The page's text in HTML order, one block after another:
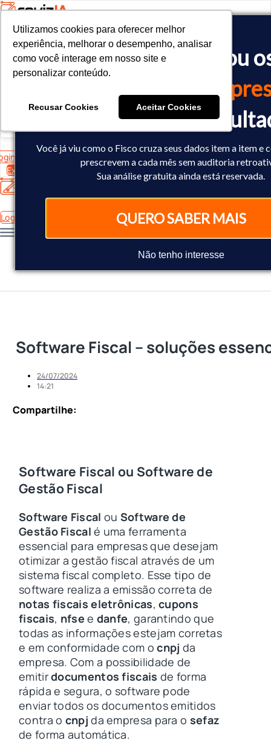
O Fisco já cruzou
dadosda sua
Você já sabe o
Você já viu como o Fisco cruza seus dados item a item e
prescrevem a cada mês sem auditoria
Sua análise gratuita ainda está reservada.
QUERO SABER MAIS
Não tenho interesse
Utilizamos cookies para oferecer melhor
experiência, melhorar o desempenho, analisar
como você interage em nosso site e
personalizar conteúdo.
Recusar Cookies Aceitar Cookies
Utilizamos cookies para oferecer melhor
experiência, melhorar o desempenho, analisar
como você interage em nosso site e
personalizar conteúdo.
Recusar Cookies Aceitar Cookies
<!-- Google tag (gtag.js) -->
<script async src="https://www.googletagmanager.com/gtag/
<script>
  window.dataLayer = window.dataLayer || [];
  gtag('config', 'AW-10793602440');
Experimente Grátis
Login
Software Fiscal – soluções
24/07/2024
14:21
Compartilhe:
Software Fiscal ou Software de
Gestão Fiscal
Software Fiscal ou Software de
Gestão Fiscal é uma ferramenta
essencial para empresas que desejam
otimizar a gestão fiscal através de um
sistema fiscal completo. Esse tipo de
software realiza a emissão correta de
notas fiscais eletrônicas,cupons
fiscais, nfse e danfe, garantindo que
todas as informações estejam corretas
e em conformidade com ocnpj da
empresa. Com a possibilidade de
emitirdocumentos fiscais de forma
rápida e segura, o software pode
enviar todos os documentos emitidos
contra o cnpj da empresa para o sefaz
de forma automática.